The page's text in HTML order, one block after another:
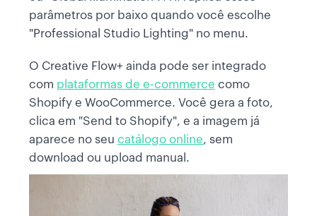
parâmetros por baixo quando você escolhe
"Professional Studio Lighting" no menu.
O Creative Flow+ ainda pode ser integrado
com plataformas de e-commerce como
Shopify e WooCommerce. Você gera a foto,
clica em "Send to Shopify", e a imagem já
aparece no seu catálogo online, sem
download ou upload manual.